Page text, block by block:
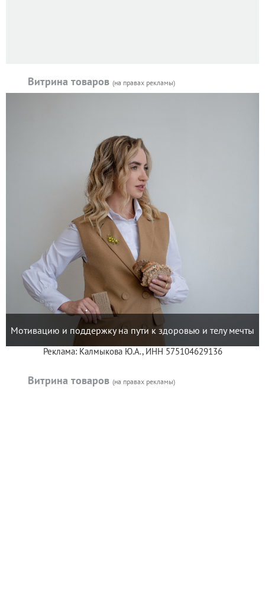
Витрина товаров (на правах рекламы)
Мотивацию и поддержку на пути к здоровью и телу мечты
Реклама: Калмыкова Ю.А., ИНН 575104629136
Витрина товаров (на правах рекламы)